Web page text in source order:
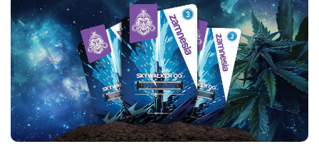
Blütentyp
Photoperiodisch